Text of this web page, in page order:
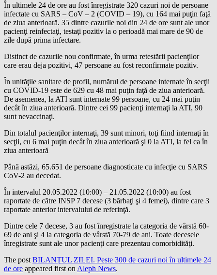
În ultimele 24 de ore au fost înregistrate 320 cazuri noi de persoane
infectate cu SARS – CoV – 2 (COVID – 19), cu 164 mai puţin faţă
de ziua anterioară. 35 dintre cazurile noi din 24 de ore sunt ale unor
pacienţi reinfectaţi, testaţi pozitiv la o perioadă mai mare de 90 de
zile după prima infectare.
Distinct de cazurile nou confirmate, în urma retestării pacienţilor
care erau deja pozitivi, 47 persoane au fost reconfirmate pozitiv.
În unităţile sanitare de profil, numărul de persoane internate în secţii
cu COVID-19 este de 629 cu 48 mai puţin faţă de ziua anterioară.
De asemenea, la ATI sunt internate 99 persoane, cu 24 mai puţin
decât în ziua anterioară. Dintre cei 99 pacienţi internaţi la ATI, 90
sunt nevaccinaţi.
Din totalul pacienţilor internaţi, 39 sunt minori, toţi fiind internaţi în
secţii, cu 6 mai puţin decât în ziua anterioară şi 0 la ATI, la fel ca în
ziua anterioară
Până astăzi, 65.651 de persoane diagnosticate cu infecţie cu SARS
CoV-2 au decedat.
În intervalul 20.05.2022 (10:00) – 21.05.2022 (10:00) au fost
raportate de către INSP 7 decese (3 bărbaţi şi 4 femei), dintre care 3
raportate anterior intervalului de referinţă.
Dintre cele 7 decese, 3 au fost înregistrate la categoria de vârstă 60-
69 de ani şi 4 la categoria de vârstă 70-79 de ani. Toate decesele
înregistrate sunt ale unor pacienţi care prezentau comorbidităţi.
The post BILANȚUL ZILEI. Peste 300 de cazuri noi în ultimele 24
de ore appeared first on Aleph News.